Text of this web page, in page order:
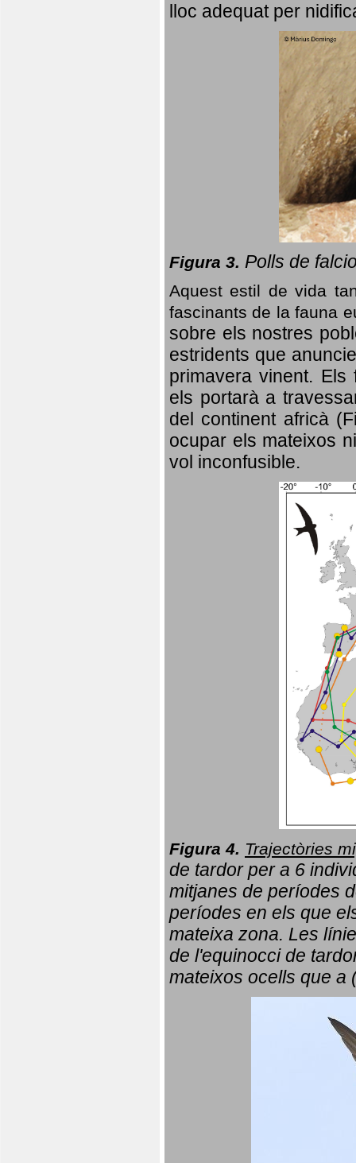
lloc adequat per
Figura 3. Polls de
Aquest estil de vida
fascinants de la fauna
sobre els nostres
estridents que
primavera vinent. Els
els portarà a
del continent africà
ocupar els mateixos
vol inconfusible.
Figura 4. Trajectòries
de tardor per a 6
mitjanes de períodes
períodes en els que
mateixa zona. Les
de l'equinocci de
mateixos ocells que a